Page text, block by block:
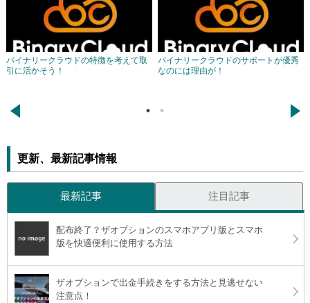
バイナリークラウドの特徴を考えて取
引に活かそう！
バイナリークラウドのサポートが優秀
なのには理由が！
← →
更新、最新記事情報
最新記事 注目記事
配布終了？ザオプションのスマホアプリ版とスマホ
版を快適便利に使用する方法
ザオプションで出金手続きをする方法と見逃せない
注意点！